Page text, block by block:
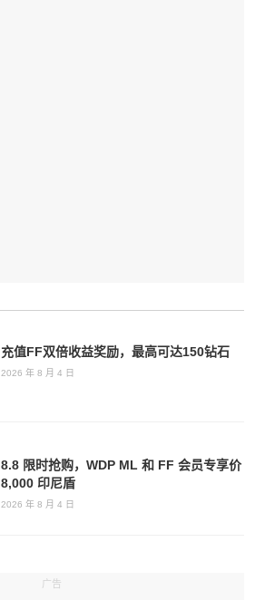
充值FF双倍收益奖励，最高可达150钻石
2026 年 8 月 4 日
8.8 限时抢购，WDP ML 和 FF 会员专享价
8,000 印尼盾
2026 年 8 月 4 日
广告